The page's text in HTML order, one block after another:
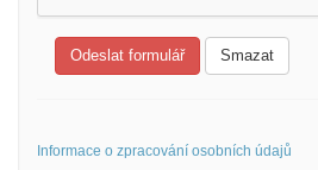
Odeslat formulář Smazat
Informace o zpracování osobních údajů